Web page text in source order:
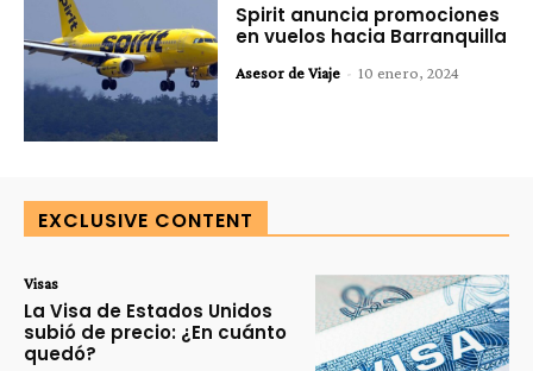
Spirit anuncia promociones
en vuelos hacia Barranquilla
Asesor de Viaje - 10 enero, 2024
EXCLUSIVE CONTENT
Visas
La Visa de Estados Unidos
subió de precio: ¿En cuánto
quedó?